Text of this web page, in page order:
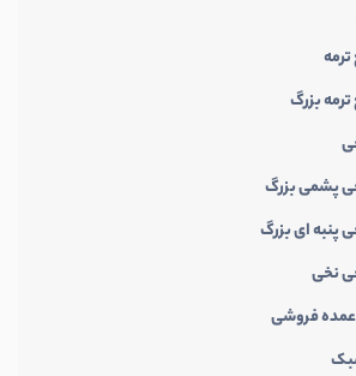
بزرگ
پشمی بزرگ
پنبه ای بزرگ
نخی
فروشی